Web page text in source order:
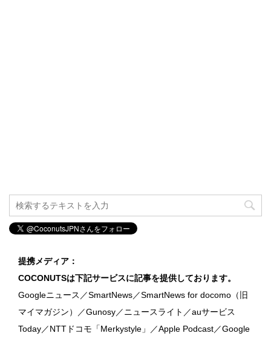
提携メディア：
COCONUTSは下記サービスに記事を提供しております。
Googleニュース／SmartNews／SmartNews for docomo（旧
マイマガジン）／Gunosy／ニュースライト／auサービス
Today／NTTドコモ「Merkystyle」／Apple Podcast／Google